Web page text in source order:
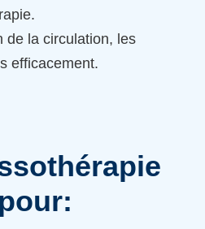
de la circulation, les
efficacement.